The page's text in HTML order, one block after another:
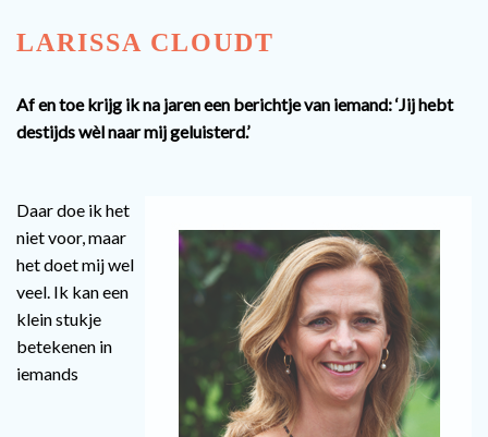
LARISSA CLOUDT
Af en toe krijg ik na jaren een berichtje van iemand: ‘Jij hebt
destijds wèl naar mij geluisterd.’
Daar doe ik het
niet voor, maar
het doet mij wel
veel. Ik kan een
klein stukje
betekenen in
iemands